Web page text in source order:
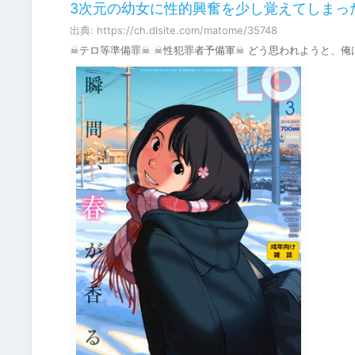
3次元の幼女に性的興奮を少し覚えてしまっ
出典: https://ch.dlsite.com/matome/35748
☠テロ等準備罪☠ ☠性犯罪者予備軍☠ どう思われようと、俺